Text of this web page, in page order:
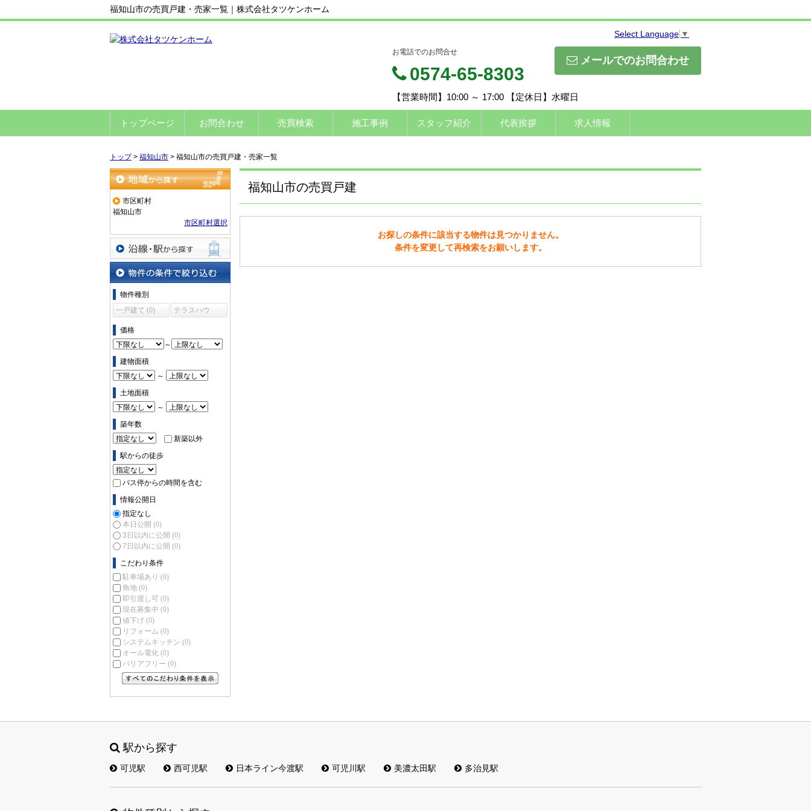
福知山市の売買戸建・売家一覧｜株式会社タツケンホーム
Select Language ▼
メールでのお問合わせ
お電話でのお問合せ
0574-65-8303
【営業時間】10:00 ～ 17:00 【定休日】水曜日
トップページ お問合わせ 売買検索 施工事例 スタッフ紹介 代表挨拶 求人情報
トップ> 福知山市 > 福知山市の売買戸建・売家一覧
地域から探す
市区町村
福知山市
市区町村選択
沿線・駅から探す
物件の条件で絞り込む
物件種別
一戸建て (0)
テラスハウ
価格
～
建物面積
～
土地面積
～
築年数
新築以外
駅からの徒歩
バス停からの時間を含む
情報公開日
指定なし
本日公開 (0)
3日以内に公開 (0)
7日以内に公開 (0)
こだわり条件
駐車場あり (0)
角地 (0)
即引渡し可 (0)
現在募集中 (0)
値下げ (0)
リフォーム (0)
システムキッチン (0)
オール電化 (0)
バリアフリー (0)
福知山市の売買戸建
お探しの条件に該当する物件は見つかりません。
条件を変更して再検索をお願いします。
駅から探す
可児駅 西可児駅 日本ライン今渡駅 可児川駅 美濃太田駅 多治見駅